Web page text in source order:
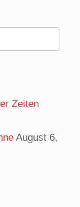
Zeiten
August 6,